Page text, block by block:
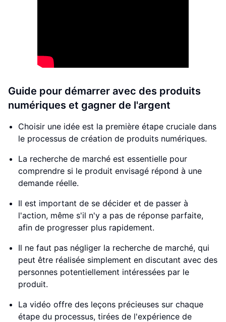
Guide pour démarrer avec des produits
numériques et gagner de l'argent
Choisir une idée est la première étape cruciale dans
le processus de création de produits numériques.
La recherche de marché est essentielle pour
comprendre si le produit envisagé répond à une
demande réelle.
Il est important de se décider et de passer à
l'action, même s'il n'y a pas de réponse parfaite,
afin de progresser plus rapidement.
Il ne faut pas négliger la recherche de marché, qui
peut être réalisée simplement en discutant avec des
personnes potentiellement intéressées par le
produit.
La vidéo offre des leçons précieuses sur chaque
étape du processus, tirées de l'expérience de